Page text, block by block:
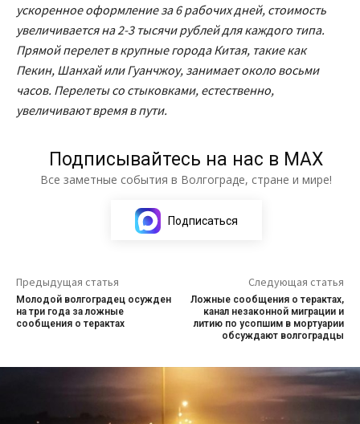
ускоренное оформление за 6 рабочих дней, стоимость
увеличивается на 2-3 тысячи рублей для каждого типа.
Прямой перелет в крупные города Китая, такие как
Пекин, Шанхай или Гуанчжоу, занимает около восьми
часов. Перелеты со стыковками, естественно,
увеличивают время в пути.
Подписывайтесь на нас в МАХ
Все заметные события в Волгограде, стране и мире!
Подписаться
Предыдущая статья
Молодой волгоградец осужден
на три года за ложные
сообщения о терактах
Следующая статья
Ложные сообщения о терактах,
канал незаконной миграции и
литию по усопшим в мортуарии
обсуждают волгоградцы